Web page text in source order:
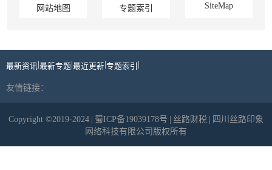
网站地图 专题索引 SiteMap
最新资讯 最新专题 最近更新 专题索引
友情链接：
Copyright ©2019-2024 蜀ICP备19039178号 丝路财税
四川丝路印象
网络科技有限公司版权所有